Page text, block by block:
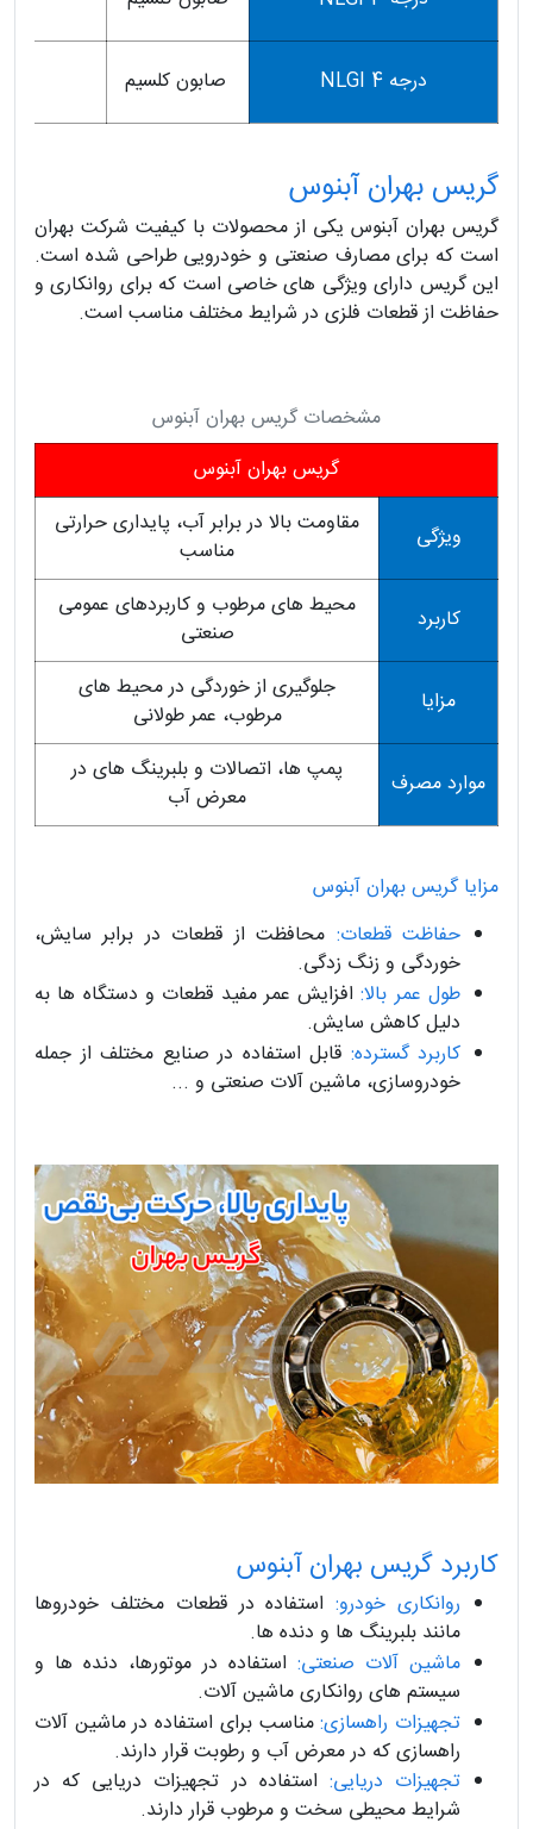
درجه 4 NLGI صابون كلسيم
گریس بهران آبنوس
گریس بهران آبنوس یکی از محصولات با کیفیت شرکت بهران
است که برای مصارف صنعتی و خودرویی طراحی شده است.
این گریس دارای ویژگی های خاصی است که برای روانکاری و
حفاظت از قطعات فلزی در شرایط مختلف مناسب است.
مشخصات گریس بهران آبنوس
گریس بهران آبنوس
ویژگی
مقاومت بالا در برابر آب، پایداری حرارتی
مناسب
کاربرد
محیط های مرطوب و کاربردهای عمومی
صنعتی
مزایا
جلوگیری از خوردگی در محیط های
مرطوب، عمر طولانی
موارد مصرف
پمپ ها، اتصالات و بلبرینگ های در
معرض آب
مزایا گریس بهران آبنوس
حفاظت قطعات: محافظت از قطعات در برابر سایش،
خوردگی و زنگ زدگی.
طول عمر بالا: افزایش عمر مفید قطعات و دستگاه ها به
دلیل کاهش سایش.
کاربرد گسترده: قابل استفاده در صنایع مختلف از جمله
خودروسازی، ماشین آلات صنعتی و ...
کاربرد گریس بهران آبنوس
روانکاری خودرو:استفاده در قطعات مختلف خودروها
مانند بلبرینگ ها و دنده ها.
ماشین آلات صنعتی: استفاده در موتورها، دنده ها و
سیستم های روانکاری ماشین آلات.
تجهیزات راهسازی:مناسب برای استفاده در ماشین آلات
راهسازی که در معرض آب و رطوبت قرار دارند.
تجهیزات دریایی: استفاده در تجهیزات دریایی که در
شرایط محیطی سخت و مرطوب قرار دارند.